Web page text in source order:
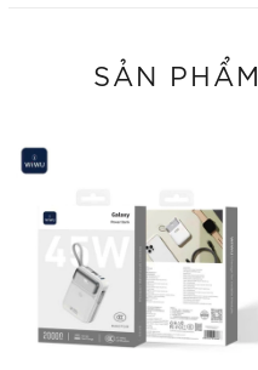
SẢN PHẨM